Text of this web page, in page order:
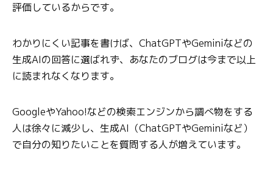
評価しているからです。
わかりにくい記事を書けば、ChatGPTやGeminiなどの
生成AIの回答に選ばれず、あなたのブログは今まで以上
に読まれなくなります。
GoogleやYahoo!などの検索エンジンから調べ物をする
人は徐々に減少し、生成AI（ChatGPTやGeminiなど）
で自分の知りたいことを質問する人が増えています。